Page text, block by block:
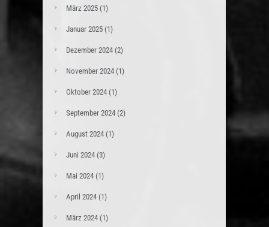
März 2025 (1)
Januar 2025 (1)
Dezember 2024 (2)
November 2024 (1)
Oktober 2024 (1)
September 2024 (2)
August 2024 (1)
Juni 2024 (3)
Mai 2024 (1)
April 2024 (1)
März 2024 (1)